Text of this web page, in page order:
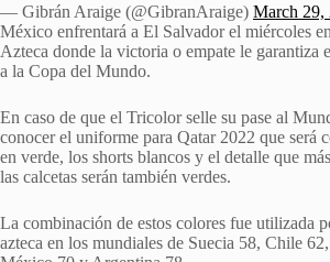
— Gibrán Araige (@GibranAraige) March 29,
México enfrentará a El Salvador el miércoles
Azteca donde la victoria o empate le garantiza
a la Copa del Mundo.
En caso de que el Tricolor selle su pase al
conocer el uniforme para Qatar 2022 que será
en verde, los shorts blancos y el detalle que
las calcetas serán también verdes.
La combinación de estos colores fue utilizada
azteca en los mundiales de Suecia 58, Chile